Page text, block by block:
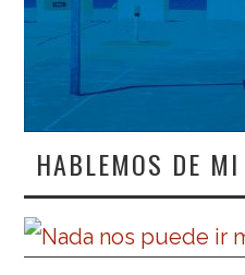
HABLEMOS DE